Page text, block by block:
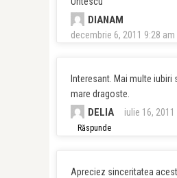
DIANAM
decembrie 6, 2011 9:28 am
Interesant. Mai multe iubiri
mare dragoste.
DELIA iulie 16, 2011
Răspunde
Apreciez sinceritatea